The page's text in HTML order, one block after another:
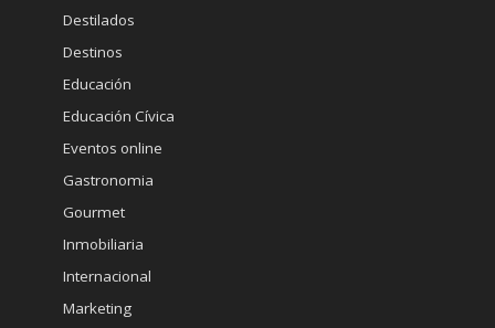
Destilados
Destinos
Educación
Educación Cívica
Eventos online
Gastronomia
Gourmet
Inmobiliaria
Internacional
Marketing